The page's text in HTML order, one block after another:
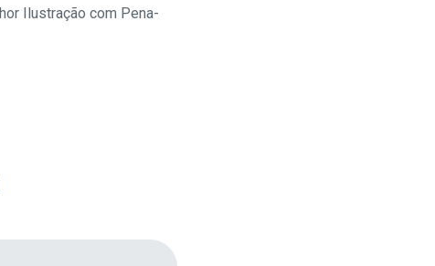
Ilustração com Pena-